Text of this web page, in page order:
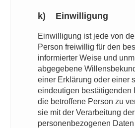
k) Einwilligung
Einwilligung ist jede von
Person freiwillig für den
informierter Weise und
abgegebene
einer Erklärung oder einer
eindeutigen bestätigenden
die betroffene Person zu
sie mit der Verarbeitung
personenbezogenen